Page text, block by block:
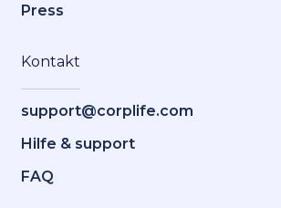
Press
Kontakt
support@corplife.com
Hilfe & support
FAQ